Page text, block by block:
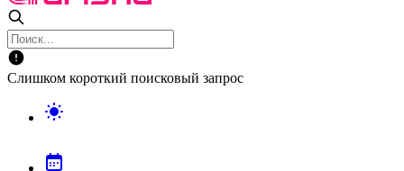
Слишком короткий поисковый запрос